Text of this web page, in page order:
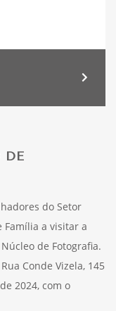
DE
do Setor
Família a visitar a
Núcleo de Fotografia.
Conde Vizela, 145
2024, com o